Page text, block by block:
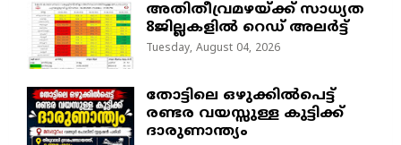
അതിതീവ്രമഴയ്ക്ക് സാധ്യത
8ജില്ലകളിൽ റെഡ് അലർട്ട്
Tuesday, August 04, 2026
തോട്ടിലെ ഒഴുക്കിൽപെട്ട്
രണ്ടര വയസ്സുള്ള കുട്ടിക്ക്
ദാരുണാന്ത്യം